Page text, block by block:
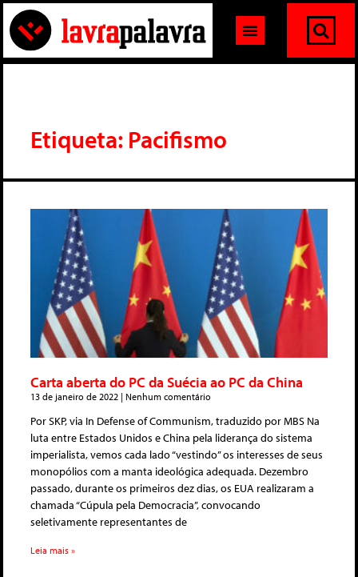
Etiqueta: Pacifismo
Carta aberta do PC da Suécia ao PC da China
13 de janeiro de 2022 Nenhum comentário
Por SKP, via In Defense of Communism, traduzido por MBS Na
luta entre Estados Unidos e China pela liderança do sistema
imperialista, vemos cada lado “vestindo” os interesses de seus
monopólios com a manta ideológica adequada. Dezembro
passado, durante os primeiros dez dias, os EUA realizaram a
chamada “Cúpula pela Democracia”, convocando
seletivamente representantes de
Leia mais »